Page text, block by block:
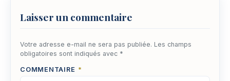
Laisser un commentaire
Votre adresse e-mail ne sera pas publiée. Les champs
obligatoires sont indiqués avec *
COMMENTAIRE *